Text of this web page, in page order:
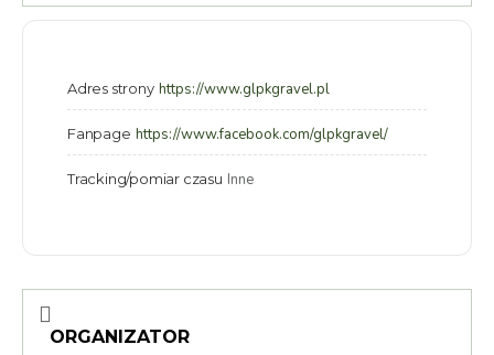
Adres strony https://www.glpkgravel.pl
Fanpage https://www.facebook.com/glpkgravel/
Tracking/pomiar czasu Inne
ORGANIZATOR